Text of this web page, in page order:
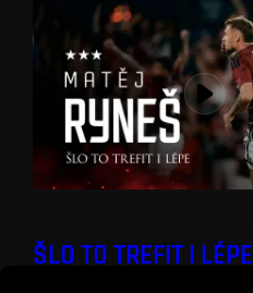
ŠLO TO TREFIT I LÉPE